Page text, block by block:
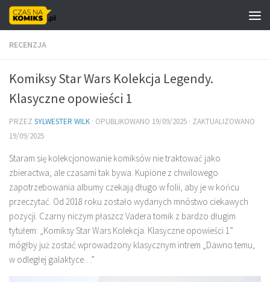
Skip to content
RECENZJA
Komiksy Star Wars Kolekcja Legendy.
Klasyczne opowieści 1
PRZEZ SYLWESTER WILK · OPUBLIKOWANO 19/09/2025 · ZAKTUALIZOWANO
19/09/2025
Staram się kolekcjonowanie komiksów nie traktować jako
zbieractwa, ale czasami tak bywa. Kupione z chwilowego
zapotrzebowania albumy czekają długo w folii, aby je w końcu
przeczytać. Od 2018 roku zostało wydanych mnóstwo ciekawych
pozycji. Czarny niczym płaszcz Vadera tomik z bardzo długim
tytułem: „Komiksy Star Wars Kolekcja. Klasyczne opowieści 1”
mógłby już zostać wprowadzony klasycznym intrem „Dawno temu,
w odległej galaktyce…”